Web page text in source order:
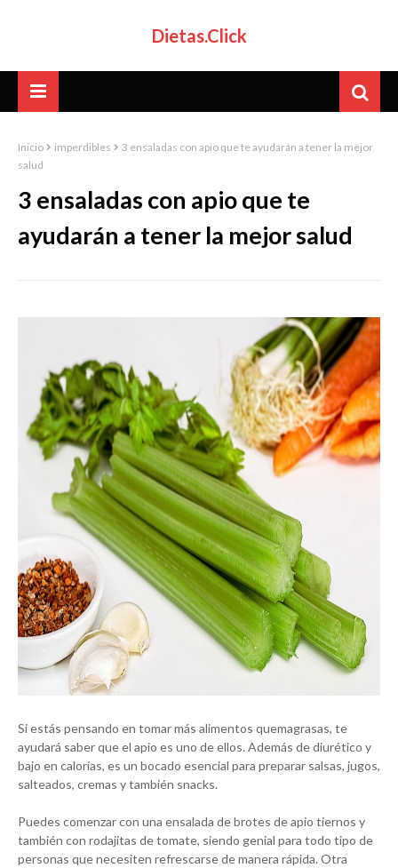
Dietas.Click
Inicio imperdibles
3 ensaladas con apio que te ayudarán a tener la mejor
salud
3 ensaladas con apio que te
ayudarán a tener la mejor salud
Si estás pensando en tomar más alimentos quemagrasas, te
ayudará saber que el apio es uno de ellos. Además de diurético y
bajo en calorías, es un bocado esencial para preparar salsas, jugos,
salteados, cremas y también snacks.
Puedes comenzar con una ensalada de brotes de apio tiernos y
también con rodajitas de tomate, siendo genial para todo tipo de
personas que necesiten refrescarse de manera rápida. Otra